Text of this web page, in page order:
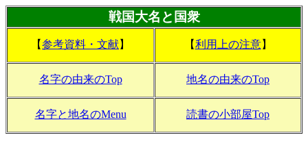
戦国大名と国衆
【参考資料・文献】 【利用上の注意】
名字の由来のTop 地名の由来のTop
名字と地名のMenu 読書の小部屋Top